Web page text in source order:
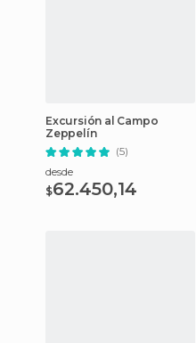
Excursión al Campo
Zeppelín
(5)
desde
$62.450,14